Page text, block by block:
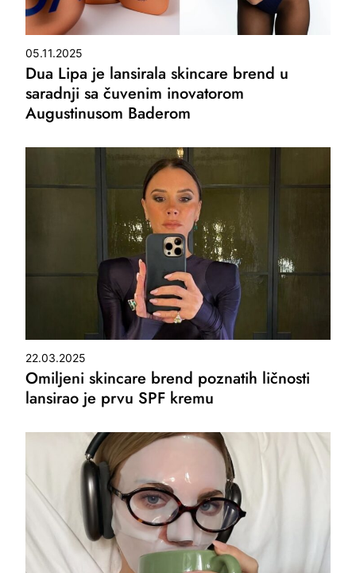
05.11.2025
Dua Lipa je lansirala skincare brend u
saradnji sa čuvenim inovatorom
Augustinusom Baderom
22.03.2025
Omiljeni skincare brend poznatih ličnosti
lansirao je prvu SPF kremu